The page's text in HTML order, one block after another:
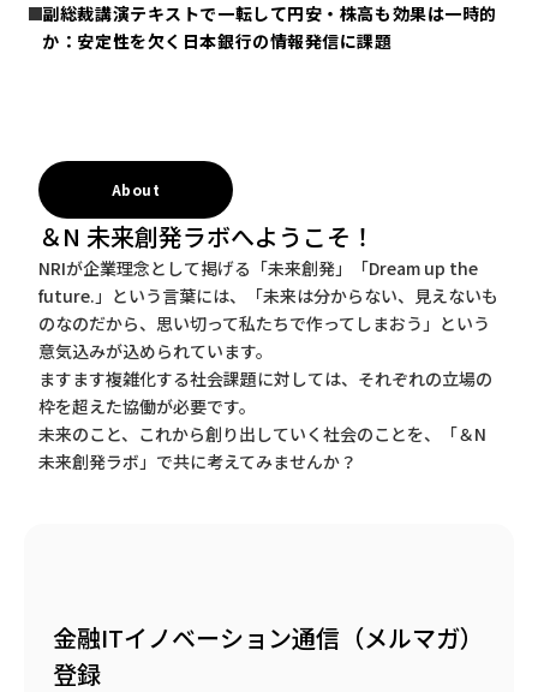
副総裁講演テキストで一転して円安・株高も効果は一時的
か：安定性を欠く日本銀行の情報発信に課題
About
＆N 未来創発ラボへようこそ！
NRIが企業理念として掲げる「未来創発」「Dream up the
future.」という言葉には、「未来は分からない、見えないも
のなのだから、思い切って私たちで作ってしまおう」という
意気込みが込められています。
ますます複雑化する社会課題に対しては、それぞれの立場の
枠を超えた協働が必要です。
未来のこと、これから創り出していく社会のことを、「＆N
未来創発ラボ」で共に考えてみませんか？
金融ITイノベーション通信（メルマガ）
登録